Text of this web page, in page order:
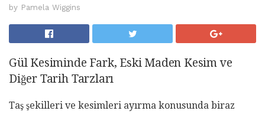
by Pamela Wiggins
Gül Kesiminde Fark, Eski Maden Kesim ve
Diğer Tarih Tarzları
Taş şekilleri ve kesimleri ayırma konusunda biraz